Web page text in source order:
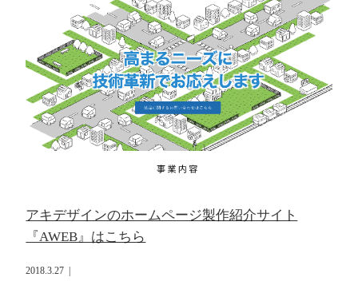
アキデザインのホームページ製作紹介サイト
『AWEB』はこちら
2018.3.27